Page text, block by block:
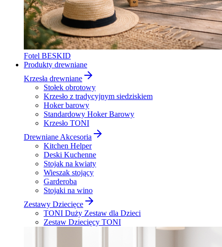
Fotel BESKID
Produkty drewniane
Krzesła drewniane
Stołek obrotowy
Krzesło z tradycyjnym siedziskiem
Hoker barowy
Standardowy Hoker Barowy
Krzesło TONI
Drewniane Akcesoria
Kitchen Helper
Deski Kuchenne
Stojak na kwiaty
Wieszak stojący
Garderoba
Stojaki na wino
Zestawy Dziecięce
TONI Duży Zestaw dla Dzieci
Zestaw Dziecięcy TONI